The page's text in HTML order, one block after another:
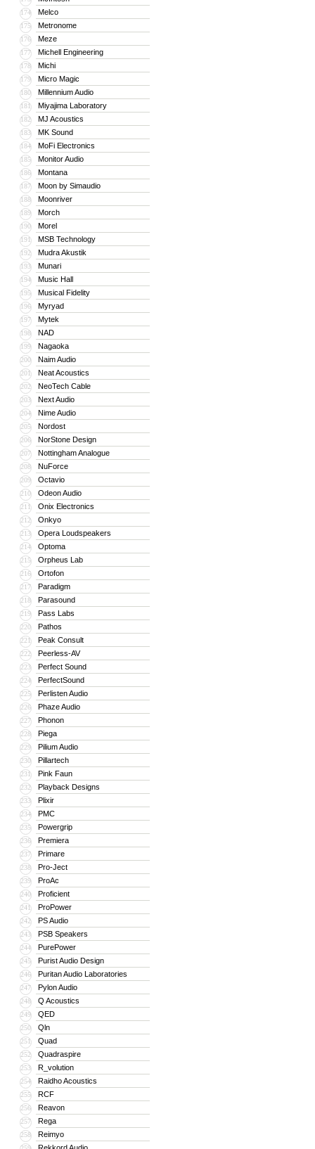
174 Melco
175 Metronome
176 Meze
177 Michell Engineering
178 Michi
179 Micro Magic
180 Millennium Audio
181 Miyajima Laboratory
182 MJ Acoustics
183 MK Sound
184 MoFi Electronics
185 Monitor Audio
186 Montana
187 Moon by Simaudio
188 Moonriver
189 Morch
190 Morel
191 MSB Technology
192 Mudra Akustik
193 Munari
194 Music Hall
195 Musical Fidelity
196 Myryad
197 Mytek
198 NAD
199 Nagaoka
200 Naim Audio
201 Neat Acoustics
202 NeoTech Cable
203 Next Audio
204 Nime Audio
205 Nordost
206 NorStone Design
207 Nottingham Analogue
208 NuForce
209 Octavio
210 Odeon Audio
211 Onix Electronics
212 Onkyo
213 Opera Loudspeakers
214 Optoma
215 Orpheus Lab
216 Ortofon
217 Paradigm
218 Parasound
219 Pass Labs
220 Pathos
221 Peak Consult
222 Peerless-AV
223 Perfect Sound
224 PerfectSound
225 Perlisten Audio
226 Phaze Audio
227 Phonon
228 Piega
229 Pilium Audio
230 Pillartech
231 Pink Faun
232 Playback Designs
233 Plixir
234 PMC
235 Powergrip
236 Premiera
237 Primare
238 Pro-Ject
239 ProAc
240 Proficient
241 ProPower
242 PS Audio
243 PSB Speakers
244 PurePower
245 Purist Audio Design
246 Puritan Audio Laboratories
247 Pylon Audio
248 Q Acoustics
249 QED
250 Qln
251 Quad
252 Quadraspire
253 R_volution
254 Raidho Acoustics
255 RCF
256 Reavon
257 Rega
258 Reimyo